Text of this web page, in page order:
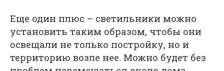
Еще один плюс – светильники можно
установить таким образом, чтобы они
освещали не только постройку, но и
территорию возле нее. Можно будет без